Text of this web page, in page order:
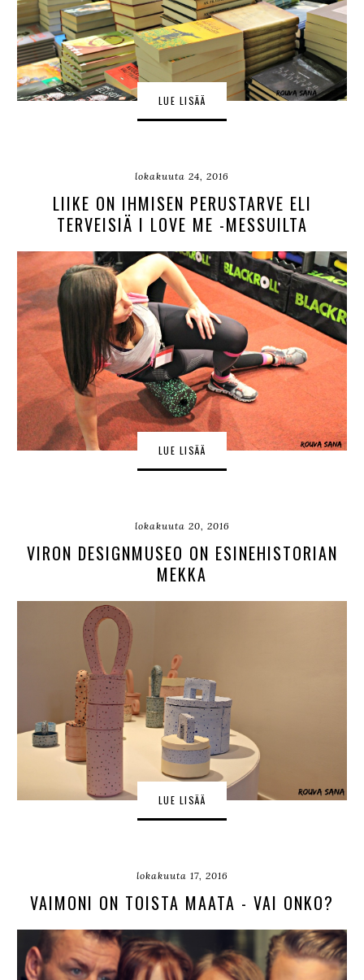
LUE LISÄÄ
lokakuuta 24, 2016
LIIKE ON IHMISEN PERUSTARVE ELI
TERVEISIÄ I LOVE ME -MESSUILTA
LUE LISÄÄ
lokakuuta 20, 2016
VIRON DESIGNMUSEO ON ESINEHISTORIAN
MEKKA
LUE LISÄÄ
lokakuuta 17, 2016
VAIMONI ON TOISTA MAATA - VAI ONKO?